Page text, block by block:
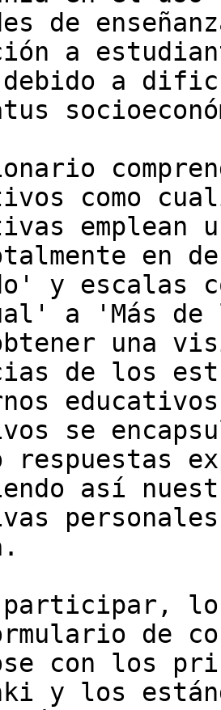
de
a
a
como
emplean
en
y escalas
a 'Más de
una
de los
se
respuestas
así
participar,
de
con los
y los